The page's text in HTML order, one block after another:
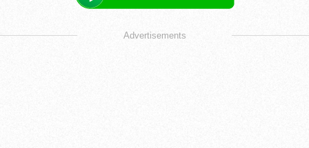
Advertisements